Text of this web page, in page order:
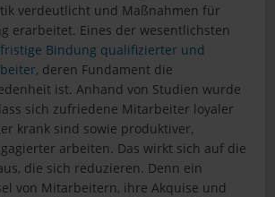
verdeutlicht und Maßnahmen für
erarbeitet. Eines der wesentlichsten
Bindung qualifizierter und
, deren Fundament die
ist. Anhand von Studien wurde
sich zufriedene Mitarbeiter loyaler
krank sind sowie produktiver,
arbeiten. Das wirkt sich auf die
die sich reduzieren. Denn ein
von Mitarbeitern, ihre Akquise und